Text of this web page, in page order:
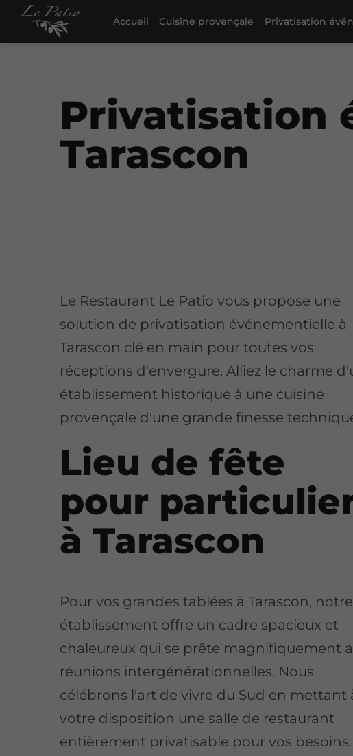
Accueil Cuisine provençale Privatisation
Privatisation
Tarascon
Le Restaurant Le Patio vous propose une
solution de privatisation événementielle à
Tarascon clé en main pour toutes vos
réceptions d'envergure. Alliez le charme
établissement historique à une cuisine
provençale d'une grande finesse
Lieu de fête
pour
à Tarascon
Pour vos grandes tablées à Tarascon, notre
établissement offre un cadre spacieux et
chaleureux qui se prête magnifiquement
réunions intergénérationnelles. Nous
célébrons l'art de vivre du Sud en mettant
votre disposition une salle de restaurant
entièrement privatisable pour vos besoins.